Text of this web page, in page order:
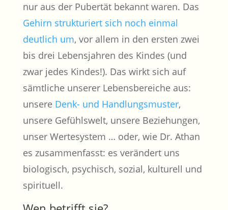
nur aus der Pubertät bekannt waren. Das
Gehirn strukturiert sich noch einmal
deutlich um, vor allem in den ersten zwei
bis drei Lebensjahren des Kindes (und
zwar jedes Kindes!). Das wirkt sich auf
sämtliche unserer Lebensbereiche aus:
unsere Denk- und Handlungsmuster,
unsere Gefühlswelt, unsere Beziehungen,
unser Wertesystem … oder, wie Dr. Athan
es zusammenfasst: es verändert uns
biologisch, psychisch, sozial, kulturell und
spirituell.